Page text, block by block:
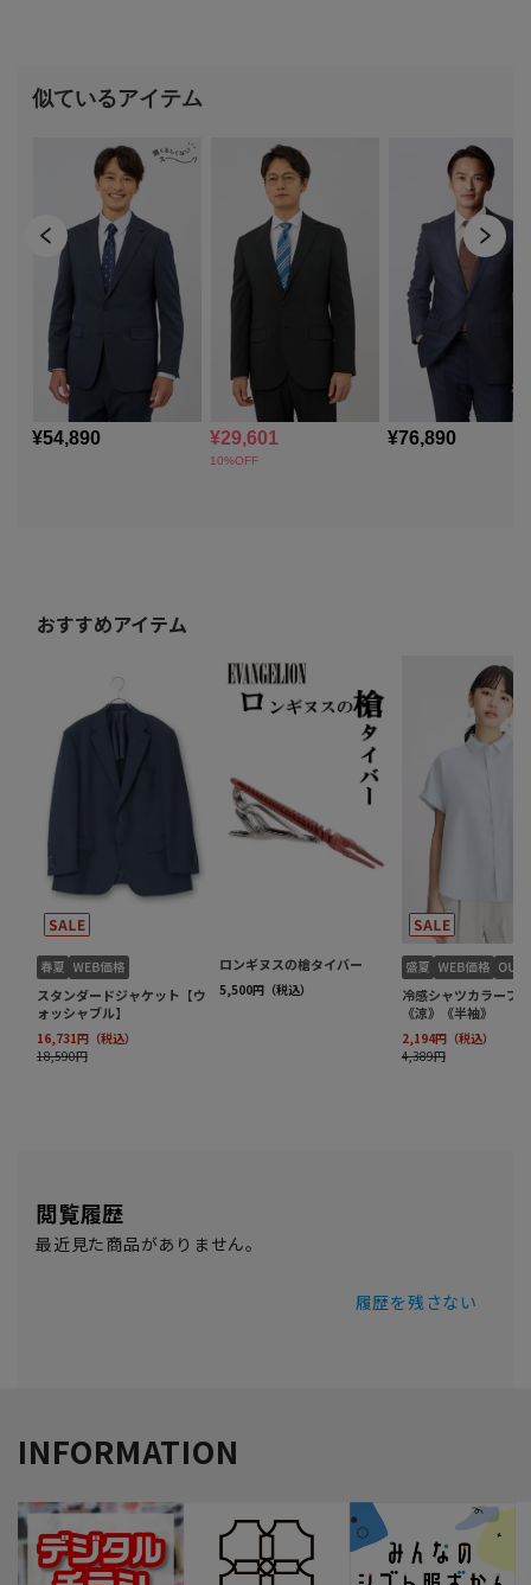
閲覧履歴
最近見た商品がありません。
履歴を残さない
INFORMATION